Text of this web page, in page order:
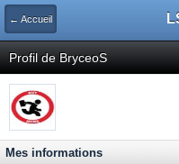
← Accueil
Profil de BryceoS
Mes informations